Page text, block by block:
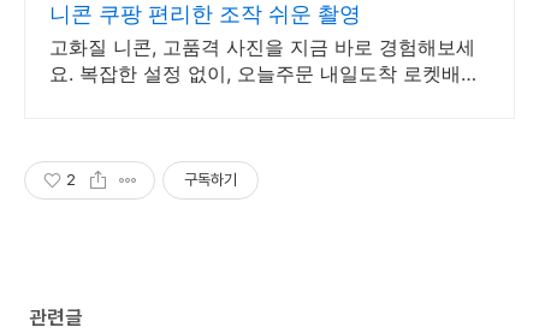
니콘 쿠팡 편리한 조작 쉬운 촬영
고화질 니콘, 고품격 사진을 지금 바로 경험해보세
요. 복잡한 설정 없이, 오늘주문 내일도착 로켓배송
2 구독하기
관련글